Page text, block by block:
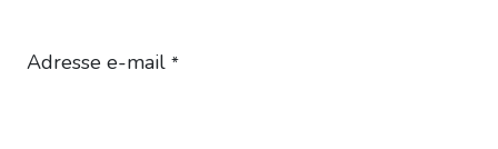
Adresse e-mail *